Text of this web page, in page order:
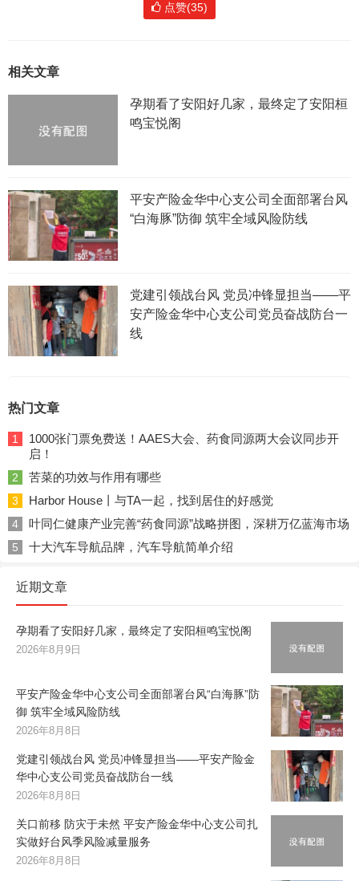
点赞(35)
相关文章
孕期看了安阳好几家，最终定了安阳桓
鸣宝悦阁
平安产险金华中心支公司全面部署台风
“白海豚”防御 筑牢全域风险防线
党建引领战台风 党员冲锋显担当——平
安产险金华中心支公司党员奋战防台一
线
热门文章
1
1000张门票免费送！AAES大会、药食同源两大会议同步开
启！
2 苦菜的功效与作用有哪些
3 Harbor House丨与TA一起，找到居住的好感觉
4 叶同仁健康产业完善“药食同源”战略拼图，深耕万亿蓝海市场
5 十大汽车导航品牌，汽车导航简单介绍
近期文章
孕期看了安阳好几家，最终定了安阳桓鸣宝悦阁
2026年8月9日
平安产险金华中心支公司全面部署台风“白海豚”防
御 筑牢全域风险防线
2026年8月8日
党建引领战台风 党员冲锋显担当——平安产险金
华中心支公司党员奋战防台一线
2026年8月8日
关口前移 防灾于未然 平安产险金华中心支公司扎
实做好台风季风险减量服务
2026年8月8日